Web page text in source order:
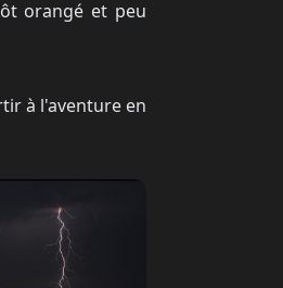
orangé et peu
à l'aventure en